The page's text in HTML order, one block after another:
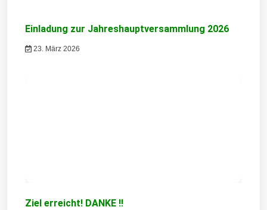
i
o
Einladung zur Jahreshauptversammlung 2026
23. März 2026
Ziel erreicht! DANKE !!